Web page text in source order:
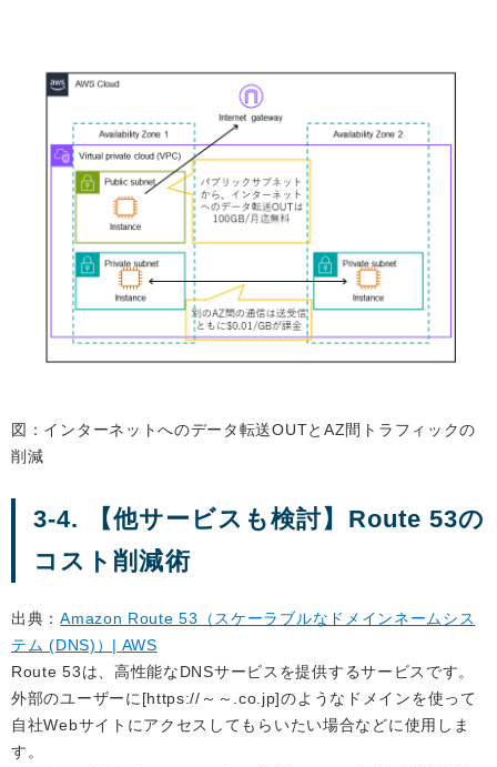
図：インターネットへのデータ転送OUTとAZ間トラフィックの
削減
3-4. 【他サービスも検討】Route 53の
コスト削減術
出典：Amazon Route 53（スケーラブルなドメインネームシス
テム (DNS)）| AWS
Route 53は、高性能なDNSサービスを提供するサービスです。
外部のユーザーに[https://～～.co.jp]のようなドメインを使って
自社Webサイトにアクセスしてもらいたい場合などに使用しま
す。